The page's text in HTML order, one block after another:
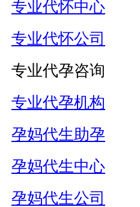
专业代怀中心
专业代怀公司
专业代孕咨询
专业代孕机构
孕妈代生助孕
孕妈代生中心
孕妈代生公司